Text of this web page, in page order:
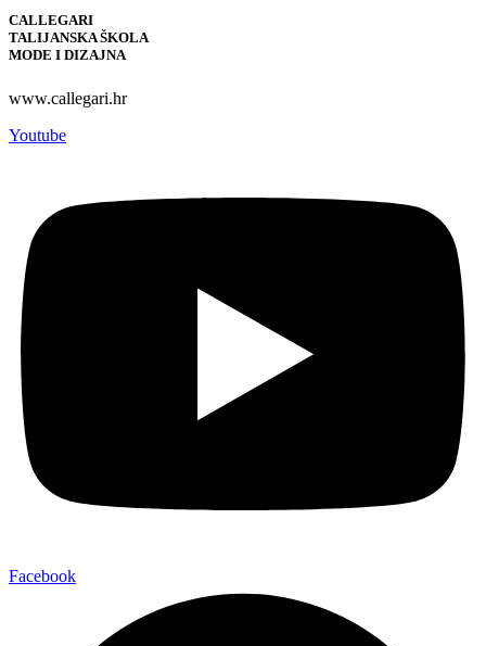
CALLEGARI
TALIJANSKA ŠKOLA
MODE I DIZAJNA
www.callegari.hr
Youtube
Facebook